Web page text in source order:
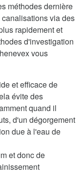
méthodes dernière
via des
rapidement et
d'investigation
vous
et efficace de
évite des
quand il
d'un dégorgement
due à l'eau de
et donc de